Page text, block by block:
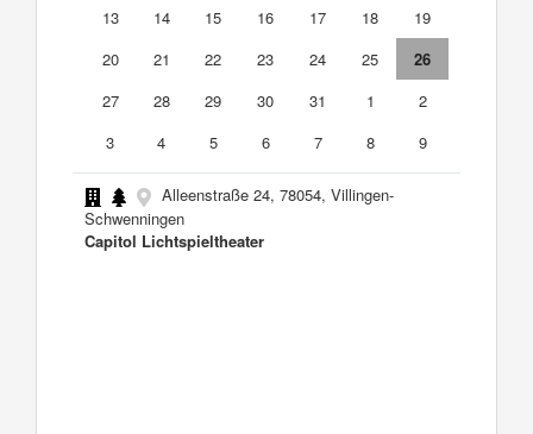
13
14 15 16 17 18
19
20
21 22 23 24 25
26
27
28 29 30 31 1
2
3
4 5 6 7 8 9
Alleenstraße 24, 78054, Villingen-
Schwenningen
Capitol Lichtspieltheater